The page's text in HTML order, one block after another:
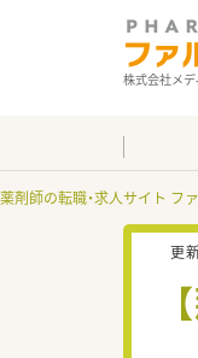
株式会社メ
薬剤師の転職・求人サイト フ
更